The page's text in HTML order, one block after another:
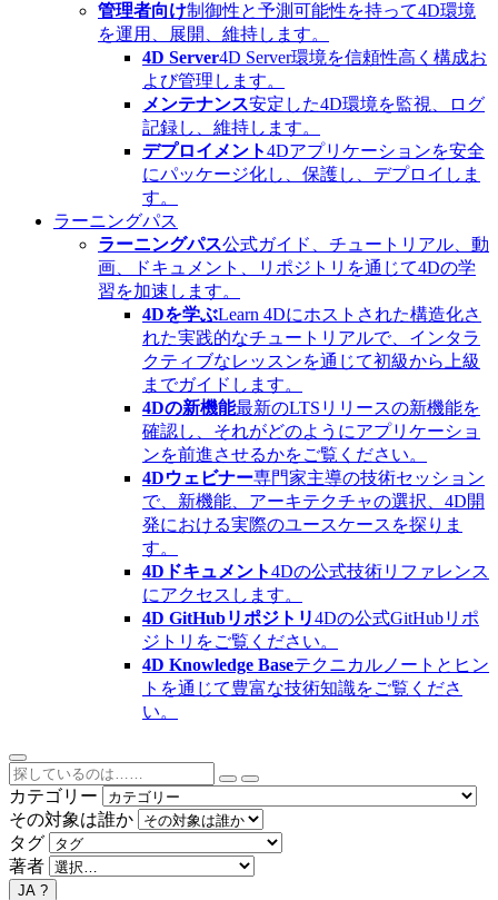
管理者向け制御性と予測可能性を持って4D環境
を運用、展開、維持します。
4D Server4D Server環境を信頼性高く構成お
よび管理します。
メンテナンス安定した4D環境を監視、ログ
記録し、維持します。
デプロイメント4Dアプリケーションを安全
にパッケージ化し、保護し、デプロイしま
す。
ラーニングパス
ラーニングパス公式ガイド、チュートリアル、動
画、ドキュメント、リポジトリを通じて4Dの学
習を加速します。
4Dを学ぶLearn 4Dにホストされた構造化さ
れた実践的なチュートリアルで、インタラ
クティブなレッスンを通じて初級から上級
までガイドします。
4Dの新機能最新のLTSリリースの新機能を
確認し、それがどのようにアプリケーショ
ンを前進させるかをご覧ください。
4Dウェビナー専門家主導の技術セッション
で、新機能、アーキテクチャの選択、4D開
発における実際のユースケースを探りま
す。
4Dドキュメント4Dの公式技術リファレンス
にアクセスします。
4D GitHubリポジトリ4Dの公式GitHubリポ
ジトリをご覧ください。
4D Knowledge Baseテクニカルノートとヒン
トを通じて豊富な技術知識をご覧くださ
い。
カテゴリー
その対象は誰か
タグ
著者
JA ?